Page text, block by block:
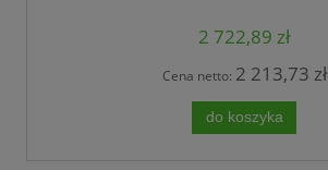
2 722,89 zł
Cena netto: 2 213,73 zł
do koszyka